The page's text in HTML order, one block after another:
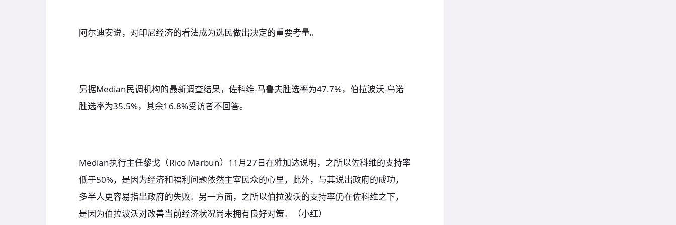
阿尔迪安说，对印尼经济的看法成为选民做出决定的重要考量。
另据Median民调机构的最新调查结果，佐科维-马鲁夫胜选率为47.7%，伯拉波沃-乌诺
胜选率为35.5%，其余16.8%受访者不回答。
Median执行主任黎戈（Rico Marbun）11月27日在雅加达说明，之所以佐科维的支持率
低于50%，是因为经济和福利问题依然主宰民众的心里，此外，与其说出政府的成功，
多半人更容易指出政府的失败。另一方面，之所以伯拉波沃的支持率仍在佐科维之下，
是因为伯拉波沃对改善当前经济状况尚未拥有良好对策。（小红）